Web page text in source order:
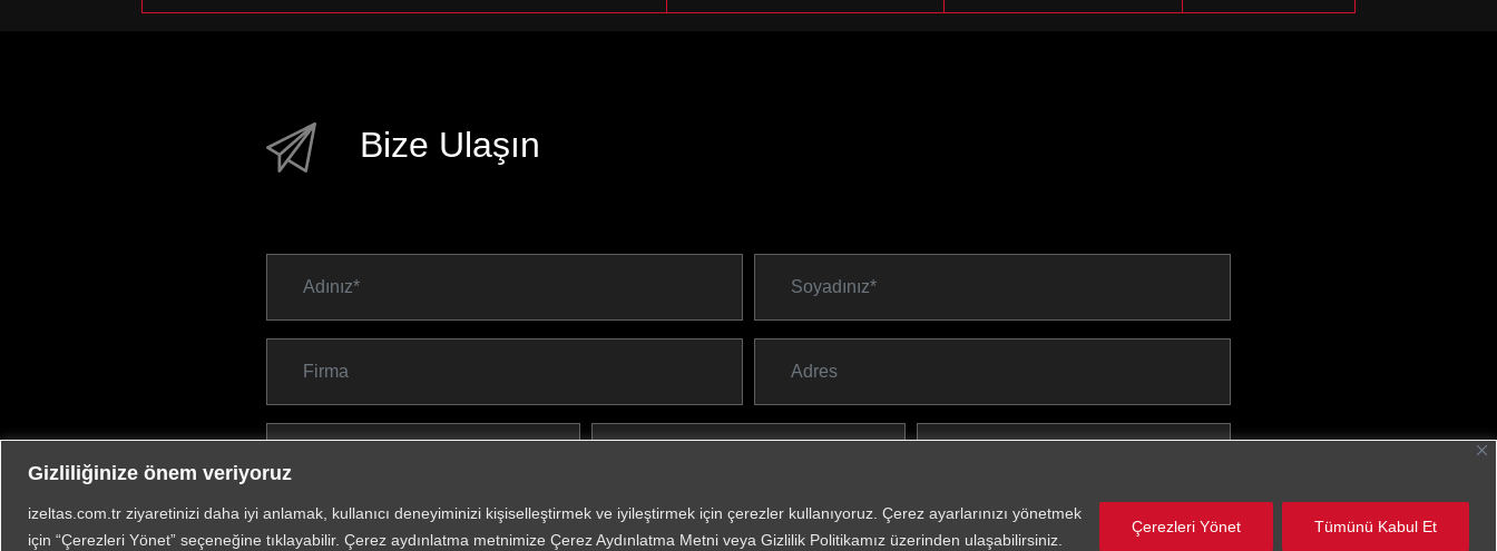
Gizliliğinize önem veriyoruz
izeltas.com.tr ziyaretinizi daha iyi anlamak, kullanıcı deneyiminizi kişiselleştirmek ve iyileştirmek için çerezler kullanıyoruz. Çerez ayarlarınızı yönetmek
için “Çerezleri Yönet” seçeneğine tıklayabilir. Çerez aydınlatma metnimize Çerez Aydınlatma Metni veya Gizlilik Politikamız üzerinden ulaşabilirsiniz.
Çerezleri Yönet Tümünü Kabul Et
Bize Ulaşın
*Zorunlu Alanlar